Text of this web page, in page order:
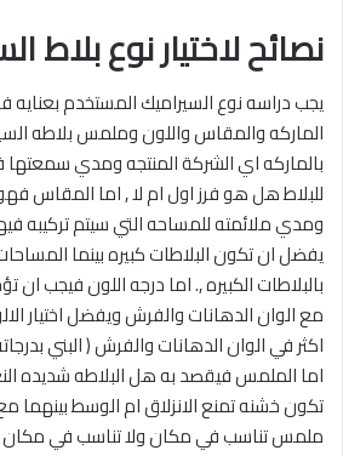
نصائح لاختيار نوع بلاط
يجب دراسه نوع السيراميك المستخدم بعنايه
الماركه والمقاس واللون وملمس بلاطه
بالماركه اي الشركة المنتجه ومدي
للبلاط هل هو فرز اول ام لا , اما المقاس
ومدي ملائمته للمساحه التي سيتم تركيبه
يفضل ان تكون البلاطات كبيره بينما
بالبلاطات الكبيره ,. اما درجه اللون فيجب ان
مع الوان الدهانات والفرش ويفضل اختيار
اكثر في الوان الدهانات والفرش ( البني
اما الملمس فيقصد به هل البلاطه شديده
تكون خشنه تمنع الانزلاق ام الوسط بينهما
ملمس تناسب في مكان ولا تناسب في مكان